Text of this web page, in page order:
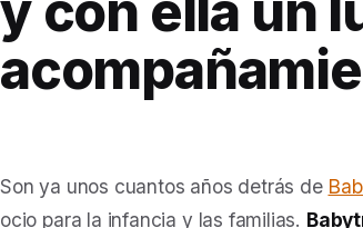
Son ya unos cuantos años detrás de
ocio para la infancia y las familias.